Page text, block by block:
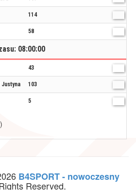
114
58
08:00:00
43
Justyna 103
5
B4SPORT - nowoczesny
Reserved.